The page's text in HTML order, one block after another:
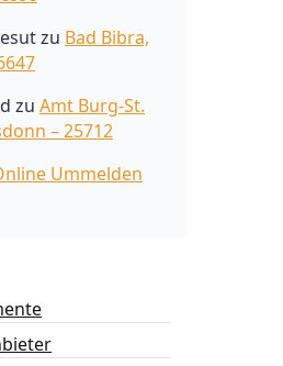
zu Bad Bibra,
zu Amt Burg-St.
– 25712
Ummelden